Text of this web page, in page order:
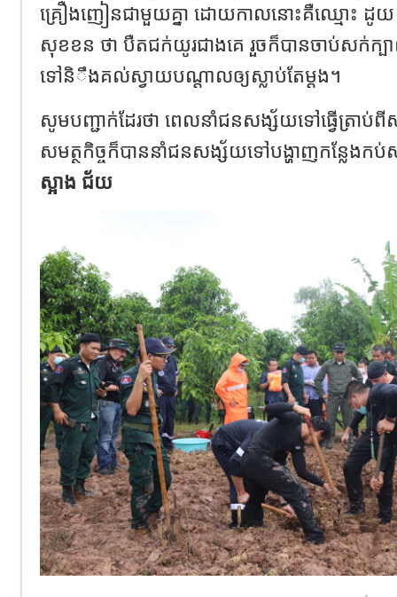
គ្រឿងញៀនជាមួយគ្នា ដោយកាលនោះគឺឈ្មោះ ដូ
សុខខន ថា បឺតជក់យូរជាងគេ រួចក៏បានចាប់សក់ក្
ទៅនិឹងគល់ស្វាយបណ្ដាលឲ្យស្លាប់តែម្តង។
សូមបញ្ជាក់ដែរថា ពេលនាំជនសង្ស័យទៅធ្វើត្រាប់ពី
សមត្ថកិច្ចក៏បាននាំជនសង្ស័យទៅបង្ហាញកន្លែងកប់
ស្អាង ជ័យ